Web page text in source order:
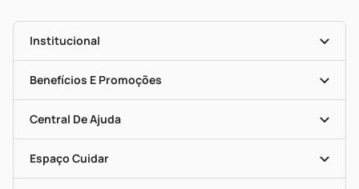
Institucional
História
Nossas Lojas
Mapa De Categorias
Blog Da PP
Seja Uma Loja Parceira
Benefícios E Promoções
Clube PP
Convênios
Programa Popular Do Brasil
Encarte De Ofertas
Dermaclub
Descontos De Laboratório (PBM)
Cupons E Ofertas
Central De Ajuda
Entrega
Recompra Programada
Compras Com Receita
Alomed (tele-Entrega)
Espaço Cuidar
Vacinas